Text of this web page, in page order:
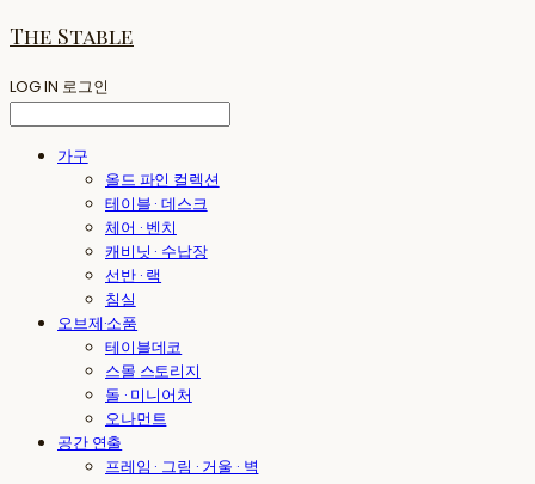
The Stable
LOG IN 로그인
가구
올드 파인 컬렉션
테이블 · 데스크
체어 · 벤치
캐비닛 · 수납장
선반 · 랙
침실
오브제·소품
테이블데코
스몰 스토리지
돌 · 미니어처
오나먼트
공간 연출
프레임 · 그림 · 거울 · 벽